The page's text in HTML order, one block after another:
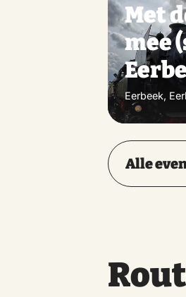
Met
mee
Eerbeek,
Alle